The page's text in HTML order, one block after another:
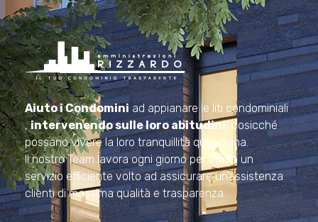
Amministrazioni Rizzardo
Il tuo condominio trasparente
Aiuto i Condominiad appianare le liti condominiali
,intervenendo sulle loro abitudini, cosicché
possano vivere la loro tranquillità quotidiana.
Il nostro Team lavora ogni giorno per offrire un
servizio efficiente volto ad assicurare un’assistenza
clienti di massima qualità e trasparenza.